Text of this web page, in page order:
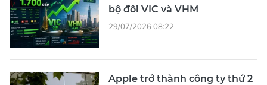
bộ đôi VIC và VHM
29/07/2026 08:22
Apple trở thành công ty thứ 2